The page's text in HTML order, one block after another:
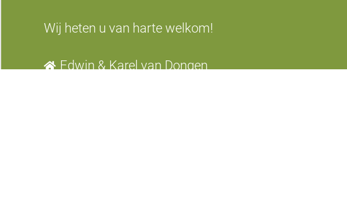
Wij heten u van harte welkom!
Edwin & Karel van Dongen